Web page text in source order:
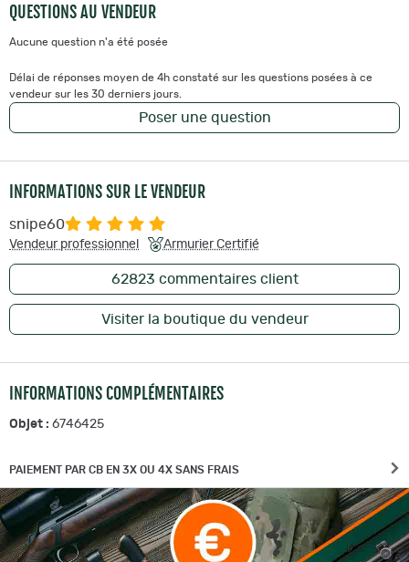
QUESTIONS AU VENDEUR
Aucune question n'a été posée
Délai de réponses moyen de 4h constaté sur les questions posées à ce
vendeur sur les 30 derniers jours.
Poser une question
INFORMATIONS SUR LE VENDEUR
snipe60
Vendeur professionnel Armurier Certifié
62823 commentaires client
Visiter la boutique du vendeur
INFORMATIONS COMPLÉMENTAIRES
Objet : 6746425
PAIEMENT PAR CB EN 3X OU 4X SANS FRAIS